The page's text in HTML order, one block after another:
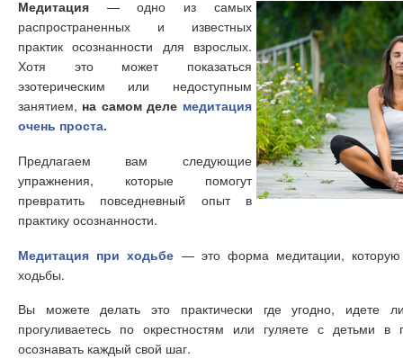
Медитация — одно из самых
распространенных и известных
практик осознанности для взрослых.
Хотя это может показаться
эзотерическим или недоступным
занятием, на самом деле медитация
очень проста.
Предлагаем вам следующие
упражнения, которые помогут
превратить повседневный опыт в
практику осознанности.
Медитация при ходьбе — это форма медитации, которую
ходьбы.
Вы можете делать это практически где угодно, идете
прогуливаетесь по окрестностям или гуляете с детьми в
осознавать каждый свой шаг.